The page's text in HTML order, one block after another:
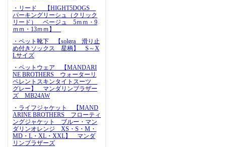
・リード 【HIGHT5DOGS
パーキングリーシュ（クリック
リード） ベージュ 5ｍｍ・9
ｍｍ・13ｍｍ】
・ペット靴下 【solgra 滑り止
め付きソックス 星柄】 S～X
Lサイズ
・ペットウェア 【MANDARI
NE BROTHERS ウォーターリ
ペレントスキンタイトスーツ
グレー】 マンダリンブラザー
ズ MB24AW
・ライフジャケット 【MAND
ARINE BROTHERS フローティ
ングジャケット ブルー・マン
ダリンオレンジ XS・S・M・
MD・L・XL・XXL】 マンダ
リンブラザーズ